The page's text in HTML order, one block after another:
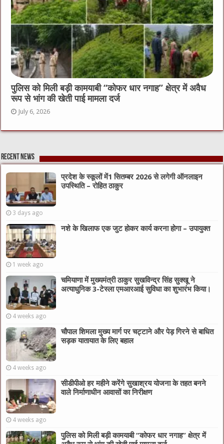
पुलिस को मिली बड़ी कामयाबी “कोफर धार नगाह” क्षेत्र में अवैध
रूप से भांग की खेती पाई मामला दर्ज
July 6, 2026
Recent News
प्रदेश के स्कूलों में1 सितम्बर 2026 से लगेगी ऑनलाइन
उपस्थिति – रोहित ठाकुर
3 days ago
नशे के खिलाफ एक जुट होकर कार्य करना होगा – उपायुक्त
1 week ago
चमियाणा में मुख्यमंत्री ठाकुर सुखविन्द्र सिंह सुक्खू ने
अत्याधुनिक 3-टेस्ला एमआरआई सुविधा का शुभारंभ किया।
4 weeks ago
चौपाल शिमला मुख्य मार्ग पर चट्टाने और पेड़ गिरने से बाधित
सड़क यातायात के लिए बहाल
4 weeks ago
सीडीपीओ हर महीने करेंगे सुखाश्रय योजना के तहत बनने
वाले निर्माणाधीन आवासों का निरीक्षण
4 weeks ago
पुलिस को मिली बड़ी कामयाबी “कोफर धार नगाह” क्षेत्र में